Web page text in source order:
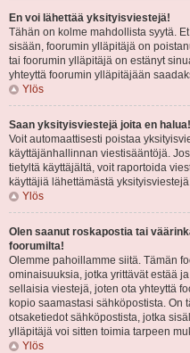
En voi lähettää yksityisviestejä!
Tähän on kolme mahdollista syytä.
sisään, foorumin ylläpitäjä on
tai foorumin ylläpitäjä on estänyt
yhteyttä foorumin ylläpitäjään
Ylös
Saan yksityisviestejä joita en halua!
Voit automaattisesti poistaa
käyttäjänhallinnan viestisääntöjä.
tietyltä käyttäjältä, voit raportoida
käyttäjiä lähettämästä
Ylös
Olen saanut roskapostia tai
foorumilta!
Olemme pahoillamme siitä. Tämän
ominaisuuksia, jotka yrittävät estää
sellaisia viestejä, joten ota yhteyttä
kopio saamastasi sähköpostista. On
otsaketiedot sähköpostista, jotka
ylläpitäjä voi sitten toimia tarpeen
Ylös